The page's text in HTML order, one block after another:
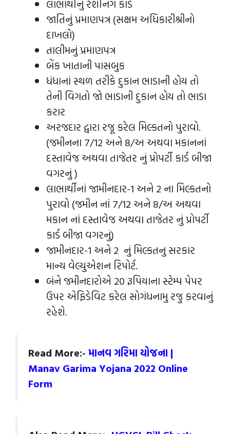
લાભાર્થીનું રેશનિંગ કાર્ડ
જાતિનું પ્રમાણપત્ર (સક્ષમ અધિકારીશ્રીનો
દાખલો)
તાલીમનું પ્રમાણપત્ર
બેંક ખાતાની પાસબુક
ધંધાનાં સ્થળ તરીકે દુકાન ભાડાની હોય તો
તેની વિગતો જો ભાડાની દુકાન હોય તો ભાડા
કરાર
અરજદાર દ્વારા રજૂ કરેલ મિલ્કતનો પુરાવો.
(જમીનના 7/12 અને 8/અ અથવા મકાનનાં
દસ્તાવેજ અથવા તાજેતર નું પ્રોપર્ટી કાર્ડ બીજા
વગરનું )
લાભાર્થીનાં જામીનદાર-1 અને 2 ના મિલ્કતનો
પુરાવો (જમીન નાં 7/12 અને 8/અ અથવા
મકાન નાં દસ્તાવેજ અથવા તાજેતર નું પ્રોપર્ટી
કાર્ડ બીજા વગરનું)
જામીનદાર-1 અને 2 નું મિલ્કતનુ સરકાર
માન્ય વેલ્યુએશન રિપોર્ટ.
બંને જમીનદારોએ 20 રૂપિયાના સ્ટેમ્પ પેપર
ઉપર એફિડેવિટ કરેલ સોગંધનામુ રજુ કરવાનું
રહેશે.
Read More:- માનવ ગરિમા યોજના |
Manav Garima Yojana 2022 Online
Form